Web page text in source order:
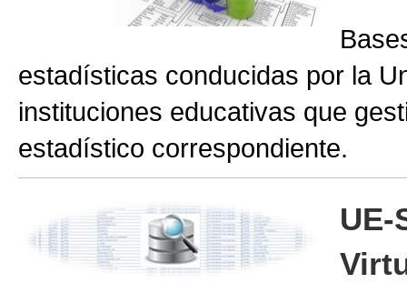
estadísticas conducidas por la
instituciones educativas que
estadístico correspondiente.
UE-